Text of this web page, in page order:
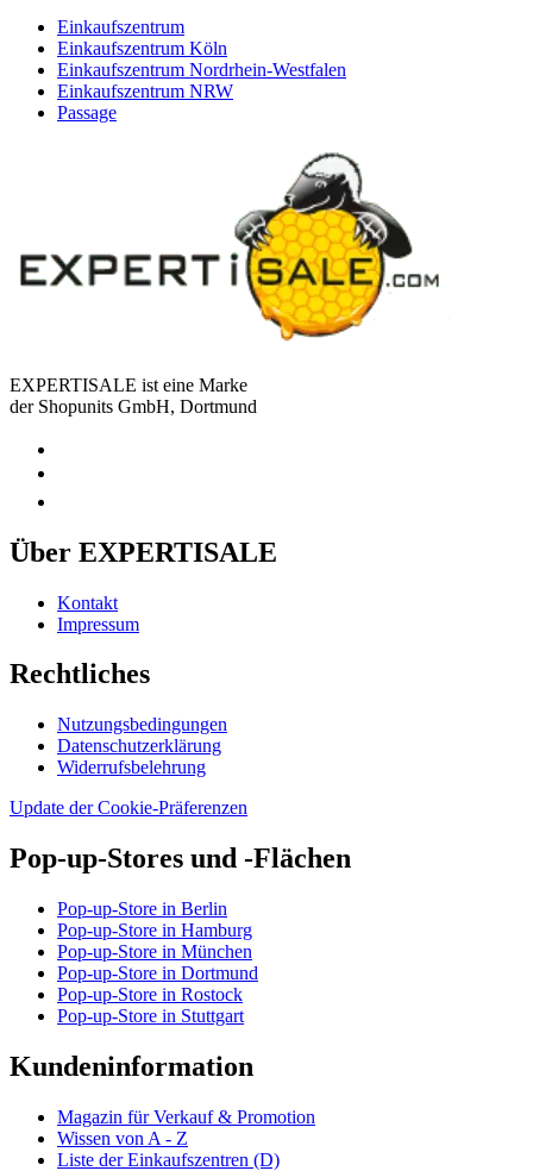
Einkaufszentrum
Einkaufszentrum Köln
Einkaufszentrum Nordrhein-Westfalen
Einkaufszentrum NRW
Passage
EXPERTISALE ist eine Marke
der Shopunits GmbH, Dortmund
Über EXPERTISALE
Kontakt
Impressum
Rechtliches
Nutzungsbedingungen
Datenschutzerklärung
Widerrufsbelehrung
Update der Cookie-Präferenzen
Pop-up-Stores und -Flächen
Pop-up-Store in Berlin
Pop-up-Store in Hamburg
Pop-up-Store in München
Pop-up-Store in Dortmund
Pop-up-Store in Rostock
Pop-up-Store in Stuttgart
Kundeninformation
Magazin für Verkauf & Promotion
Wissen von A - Z
Liste der Einkaufszentren (D)